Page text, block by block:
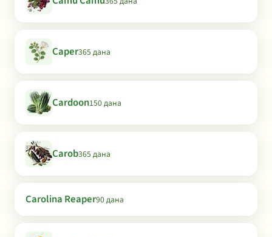
Caper365 дана
Cardoon150 дана
Carob365 дана
Carolina Reaper90 дана